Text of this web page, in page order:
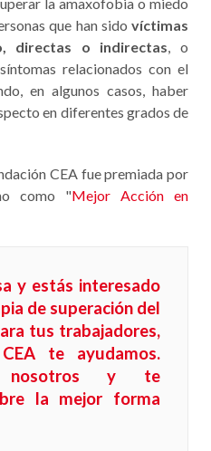
que han sido víctimas
directas o indirectas, o
relacionados con el
en algunos casos, haber
en diferentes grados de
CEA fue premiada por
como "Mejor Acción en
y estás interesado
de superación del
tus trabajadores,
te ayudamos.
y te
la mejor forma